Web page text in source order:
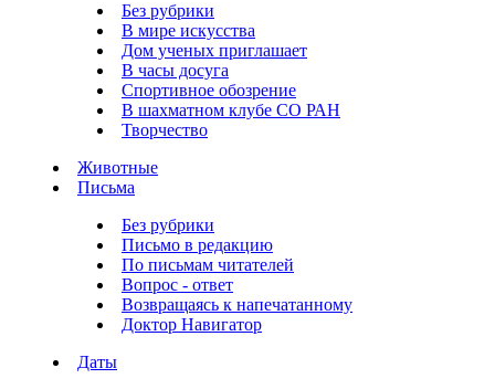
Без рубрики
В мире искусства
Дом ученых приглашает
В часы досуга
Спортивное обозрение
В шахматном клубе СО РАН
Творчество
Животные
Письма
Без рубрики
Письмо в редакцию
По письмам читателей
Вопрос - ответ
Возвращаясь к напечатанному
Доктор Навигатор
Даты